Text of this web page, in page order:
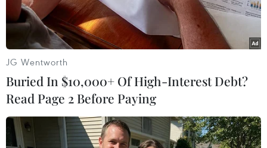
Chương trình nghệ thuật đặc sắc của các chàng trai cô gái Sán
JG Wentworth
Buried In $10,000+ Of High-Interest Debt?
Read Page 2 Before Paying